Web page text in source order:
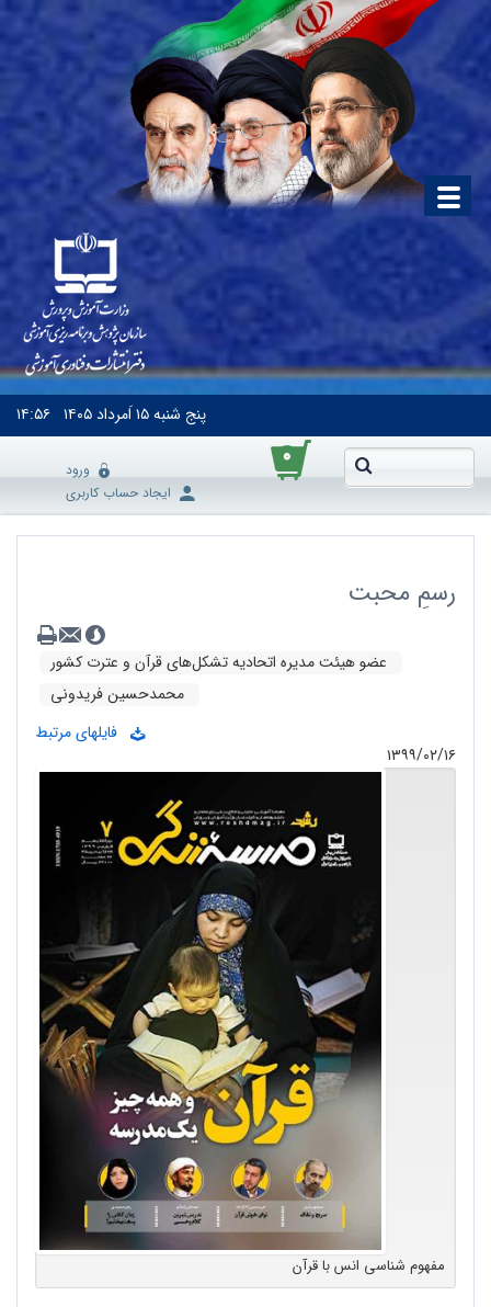
پنج شنبه۱۵ اَمرداد ۱۴۰۵ ۱۴:۵۶
۰
ورود
ایجاد حساب کاربری
رسمِ محبت
عضو هیئت مدیره اتحادیه تشکل‌های قرآن و عترت کشور
محمدحسین فریدونی
فایلهای مرتبط
۱۳۹۹/۰۲/۱۶
مفهوم شناسی انس با قرآن